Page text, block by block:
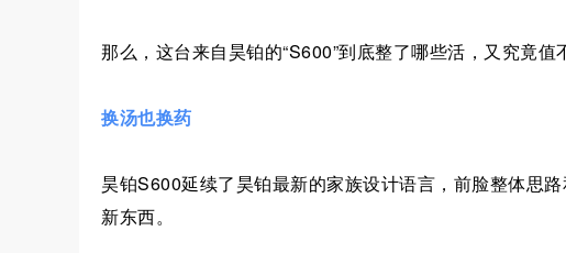
那么，这台来自昊铂的“S600”到底整了哪些活，又究竟值
换汤也换药
昊铂S600延续了昊铂最新的家族设计语言，前脸整体思
新东西。